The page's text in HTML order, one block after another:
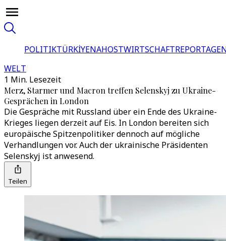
POLITIKTÜRKİYENAHOSTWIRTSCHAFT
WELT
1 Min. Lesezeit
Merz, Starmer und Macron treffen Selenskyj zu Ukraine-
Gesprächen in London
Die Gespräche mit Russland über ein Ende des Ukraine-
Krieges liegen derzeit auf Eis. In London bereiten sich
europäische Spitzenpolitiker dennoch auf mögliche
Verhandlungen vor. Auch der ukrainische Präsidenten
Selenskyj ist anwesend.
Teilen